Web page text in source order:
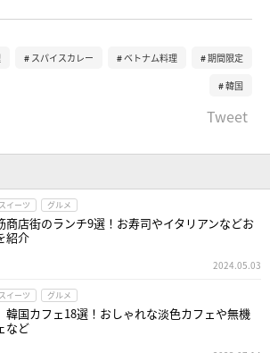
スパイスカレー ベトナム料理 期間限定
韓国
Tweet
イーツ グルメ
商店街のランチ9選！お寿司やイタリアンなどお
紹介
2024.05.03
イーツ グルメ
韓国カフェ18選！おしゃれな淡色カフェや無機
など